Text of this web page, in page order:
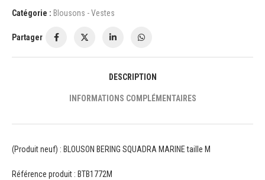
Catégorie : Blousons - Vestes
Partager
DESCRIPTION
INFORMATIONS COMPLÉMENTAIRES
(Produit neuf) : BLOUSON BERING SQUADRA MARINE taille M
Référence produit : BTB1772M